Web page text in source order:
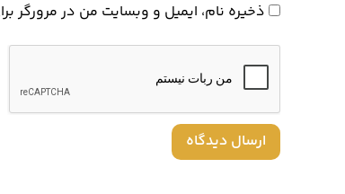
ذخیره نام، ایمیل و وبسایت من در مرورگر